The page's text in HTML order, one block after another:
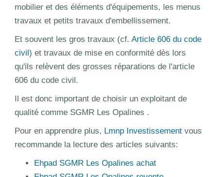
mobilier et des éléments d'équipements, les menus
travaux et petits travaux d'embellissement.
Et souvent les gros travaux (cf. Article 606 du code
civil) et travaux de mise en conformité dès lors
qu'ils relèvent des grosses réparations de l'article
606 du code civil.
Il est donc important de choisir un exploitant de
qualité comme SGMR Les Opalines .
Pour en apprendre plus, Lmnp Investissement vous
recommande la lecture des articles suivants:
Ehpad SGMR Les Opalines achat